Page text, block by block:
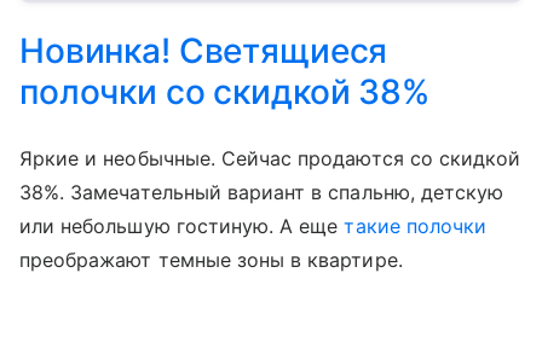
Новинка! Светящиеся
полочки со скидкой 38%
Яркие и необычные. Сейчас продаются со скидкой
38%. Замечательный вариант в спальню, детскую
или небольшую гостиную. А ещетакие полочки
преображают темные зоны в квартире.